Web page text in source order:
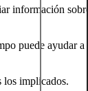
información
puede ayudar a
los implicados.